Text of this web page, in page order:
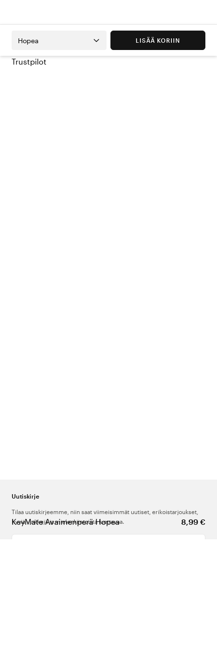
KeyMate Avaimenperä Hopea 8,99 €
Hopea LISÄÄ KORIIN
Trustpilot
Uutiskirje
Tilaa uutiskirjeemme, niin saat viimeisimmät uutiset, erikoistarjoukset,
hyviä vinkkejä ja mielenkiintoista luettavaa.
Kirjoita sähköpostiosoitteesi